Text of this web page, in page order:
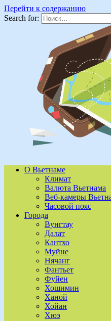
Перейти к содержанию
Search for:
О Вьетнаме
Климат
Валюта Вьетнама
Веб-камеры
Часовой пояс
Города
Вунгтау
Далат
Кантхо
Муйне
Нячанг
Фантьет
Фуйен
Хошимин
Ханой
Хойан
Хюэ